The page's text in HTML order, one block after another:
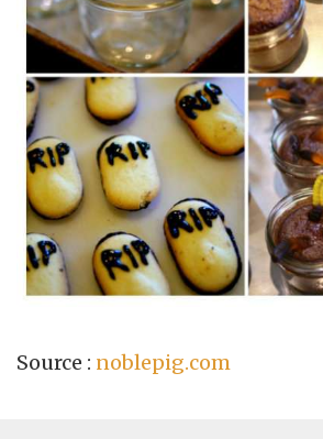
Source : noblepig.com